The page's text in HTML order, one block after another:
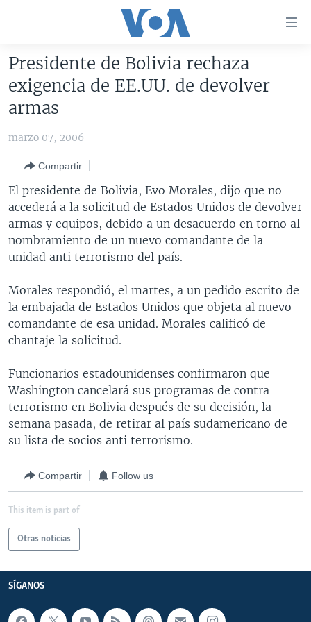
accesibilidad
contenido
Salte
principal
Salte
búsqueda
AMÉRICA DEL NORTE
EEUU
ELECCIONES EEUU 2024
VOA VERIFICA INMIGRACIÓN
VOA VERIFICA AMÉRICA LATINA
ARGENTINA
BOLIVIA
COLOMBIA
CHILE
ECUADOR
VENEZUELA
BRASIL
CHINA EN AMÉRICA LATINA
CENTROAMÉRICA
COSTA RICA
EL SALVADOR
HONDURAS
NICARAGUA
OTRAS SECCIONES
INMIGRACIÓN
MUNDO
ECONOMÍA
ENTRETENIMIENTO Y CULTURA
TECNOLOGÍA
DEPORTES
CIENCIA Y SALUD
ESPECIALES DE LA VOA
UCRANIA
MULTIMEDIA
VIDEOS
FOTOGRAFÍA
AUDIOS
PROGRAMAS TV
EL MUNDO AL DÍA
FORO INTERAMERICANO
VISIÓN 360
LAS CLAVES
PANORAMA
RADIO
AVANCE INFORMATIVO
AUDIONOTICIAS
BUENOS DÍAS AMÉRICA
ESTADOS UNIDOS AL DÍA
DEPORTIVO INTERNACIONAL
NOTA ECONÓMICA
DIRECT
DOCUMENTALES DE LA VOA
Presidente de Bolivia rechaza
exigencia de EE.UU. de devolver
armas
marzo 07, 2006
Compartir
El presidente de Bolivia, Evo Morales, dijo que no
accederá a la solicitud de Estados Unidos de devolver
armas y equipos, debido a un desacuerdo en torno al
nombramiento de un nuevo comandante de la
unidad anti terrorismo del país.
Morales respondió, el martes, a un pedido escrito de
la embajada de Estados Unidos que objeta al nuevo
comandante de esa unidad. Morales calificó de
chantaje la solicitud.
Funcionarios estadounidenses confirmaron que
Washington cancelará sus programas de contra
terrorismo en Bolivia después de su decisión, la
semana pasada, de retirar al país sudamericano de
su lista de socios anti terrorismo.
Compartir Follow us
This item is part of
Otras noticias
SÍGANOS